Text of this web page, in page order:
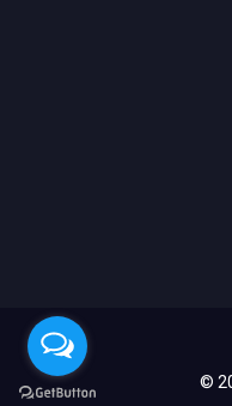
©